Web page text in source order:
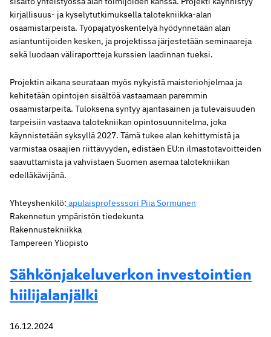
kirjallisuus- ja kyselytutkimuksella talotekniikka-alan
osaamistarpeista. Työpajatyöskentelyä hyödynnetään alan
asiantuntijoiden kesken, ja projektissa järjestetään seminaareja
sekä luodaan väliraportteja kurssien laadinnan tueksi.
Projektin aikana seurataan myös nykyistä maisteriohjelmaa ja
kehitetään opintojen sisältöä vastaamaan paremmin
osaamistarpeita. Tuloksena syntyy ajantasainen ja tulevaisuuden
tarpeisiin vastaava talotekniikan opintosuunnitelma, joka
käynnistetään syksyllä 2027. Tämä tukee alan kehittymistä ja
varmistaa osaajien riittävyyden, edistäen EU:n ilmastotavoitteiden
saavuttamista ja vahvistaen Suomen asemaa talotekniikan
edelläkävijänä.
Yhteyshenkilö: apulaisprofesssori Piia Sormunen
Rakennetun ympäristön tiedekunta
Rakennustekniikka
Tampereen Yliopisto
Sähkönjakeluverkon investointien
hiilijalanjälki
16.12.2024